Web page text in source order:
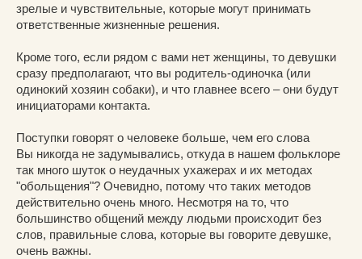
зрелые и чувствительные, которые могут принимать
ответственные жизненные решения.
Кроме того, если рядом с вами нет женщины, то девушки
сразу предполагают, что вы родитель-одиночка (или
одинокий хозяин собаки), и что главнее всего – они будут
инициаторами контакта.
Поступки говорят о человеке больше, чем его слова
Вы никогда не задумывались, откуда в нашем фольклоре
так много шуток о неудачных ухажерах и их методах
"обольщения"? Очевидно, потому что таких методов
действительно очень много. Несмотря на то, что
большинство общений между людьми происходит без
слов, правильные слова, которые вы говорите девушке,
очень важны.